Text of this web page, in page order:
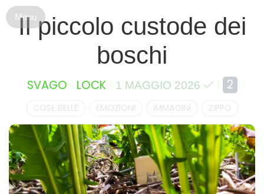
Il piccolo custode dei
boschi
SVAGO LOCK 1 MAGGIO 2026 2
COSE BELLE EMOZIONI IMMAGINI ZIPPO